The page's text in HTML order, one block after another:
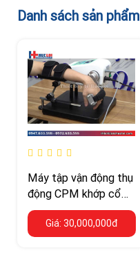
Danh sách sản phẩm
Máy tập vận động thụ
động CPM khớp cổ
tay
Giá: 30,000,000đ